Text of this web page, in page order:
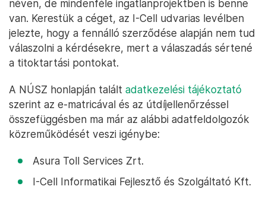
Csak aztán Palkovics László egykori technológiai és
ipari miniszter lemondása után újra kellett
csoportosítani a feladatokat, így Rogán Antal
kinevezteBozóky Alexet
kiépítését kezdte meg. Az útdíjrendszer kezdeti
felelőse az említett I-Cell Mobilsoft volt, a társaság
emblematikus vezetője, Emőri Gábor anyagilag is
elég sikeres lehetett a projektből, mert később
néven, de mindenféle ingatlanprojektben is benne
van. Kerestük a céget, az I-Cell udvarias levélben